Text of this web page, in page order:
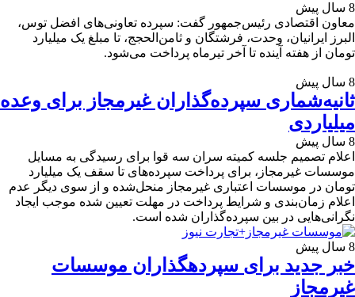
8 سال پیش
معاون اقتصادی رئیس‌جمهور گفت: سپرده تعاونی‌های افضل توس،
البرز ایرانیان، وحدت، فرشتگان و ثامن‌الحجج، تا مبلغ یک میلیارد
تومان از هفته آینده تا آخر تیرماه پرداخت می‌شود.
8 سال پیش
ثانیه‌شماری سپرده‌گذاران غیرمجاز برای وعده
میلیاردی
8 سال پیش
اعلام تصمیم جلسه کمیته سران سه قوا برای رسیدگی به‌ مسایل
موسسات غیرمجاز، برای پرداخت سپرده‌های تا سقف یک میلیارد
تومان در موسسات اعتباری غیرمجاز منحل‌شده و از سوی دیگر عدم
اعلام زمان‌بندی و شرایط پرداخت در مهلت تعیین شده موجب ایجاد
نگرانی‌هایی در بین سپرده‌گذاران شده است.
8 سال پیش
خبر جدید برای سپرده‎گذاران موسسات
غیرمجاز